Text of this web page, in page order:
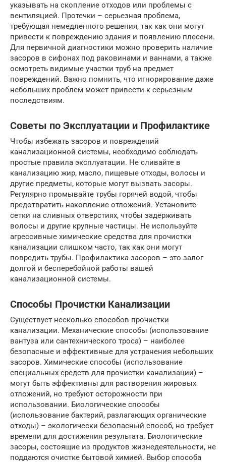
указывать на скопление отходов или проблемы с
вентиляцией. Протечки – серьезная проблема,
требующая немедленного решения, так как они могут
привести к повреждению здания и появлению плесени.
Для первичной диагностики можно проверить наличие
засоров в сифонах под раковинами и ваннами, а также
осмотреть видимые участки труб на предмет
повреждений. Важно помнить, что игнорирование даже
небольших проблем может привести к серьезным
последствиям.
Советы по Эксплуатации и Профилактике
Чтобы избежать засоров и повреждений
канализационной системы, необходимо соблюдать
простые правила эксплуатации. Не сливайте в
канализацию жир, масло, пищевые отходы, волосы и
другие предметы, которые могут вызвать засоры.
Регулярно промывайте трубы горячей водой, чтобы
предотвратить накопление отложений. Установите
сетки на сливных отверстиях, чтобы задерживать
волосы и другие крупные частицы. Не используйте
агрессивные химические средства для прочистки
канализации слишком часто, так как они могут
повредить трубы. Профилактика засоров – это залог
долгой и бесперебойной работы вашей
канализационной системы.
Способы Прочистки Канализации
Существует несколько способов прочистки
канализации. Механические способы (использование
вантуза или сантехнического троса) – наиболее
безопасные и эффективные для устранения небольших
засоров. Химические способы (использование
специальных средств для прочистки канализации) –
могут быть эффективны для растворения жировых
отложений, но требуют осторожности при
использовании. Биологические способы
(использование бактерий, разлагающих органические
отходы) – экологически безопасный способ, но требует
времени для достижения результата. Биологические
засоры, состоящие из продуктов жизнедеятельности, не
поддаются очистке бытовой химией. Выбор способа